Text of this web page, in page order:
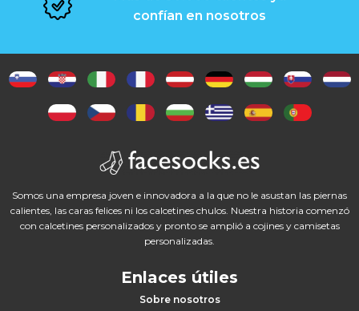
en
de
producto
confían en nosotros
Somos una empresa joven e innovadora a la que no le asustan las piernas
calientes, las caras felices ni los calcetines chulos. Nuestra historia comenzó
con calcetines personalizados y pronto se amplió a cojines y camisetas
personalizadas.
Enlaces útiles
Sobre nosotros